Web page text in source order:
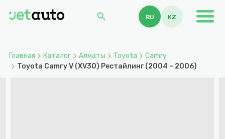
search RU KZ
Главная Каталог Алматы Toyota
Camry
Toyota Camry V (XV30) Рестайлинг (2004 – 2006)